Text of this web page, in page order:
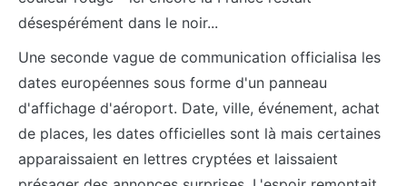
désespérément dans le noir...
Une seconde vague de communication officialisa les
dates européennes sous forme d'un panneau
d'affichage d'aéroport. Date, ville, événement, achat
de places, les dates officielles sont là mais certaines
apparaissaient en lettres cryptées et laissaient